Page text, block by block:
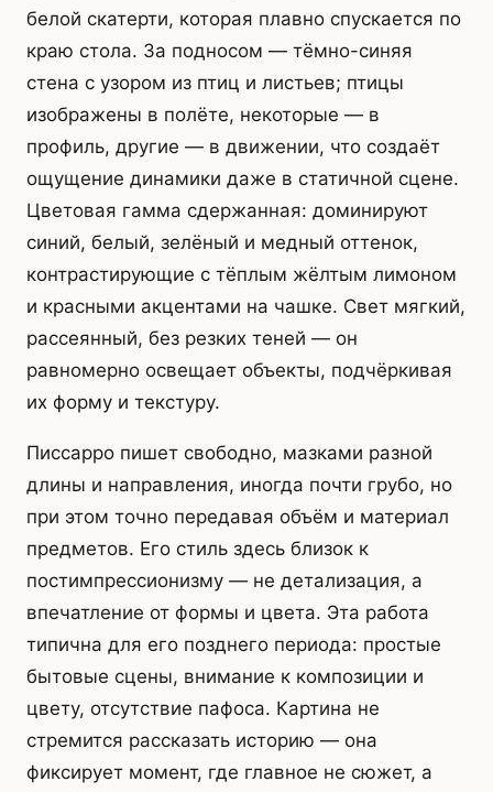
белой скатерти, которая плавно спускается по
краю стола. За подносом — тёмно-синяя
стена с узором из птиц и листьев; птицы
изображены в полёте, некоторые — в
профиль, другие — в движении, что создаёт
ощущение динамики даже в статичной сцене.
Цветовая гамма сдержанная: доминируют
синий, белый, зелёный и медный оттенок,
контрастирующие с тёплым жёлтым лимоном
и красными акцентами на чашке. Свет мягкий,
рассеянный, без резких теней — он
равномерно освещает объекты, подчёркивая
их форму и текстуру.
Писсарро пишет свободно, мазками разной
длины и направления, иногда почти грубо, но
при этом точно передавая объём и материал
предметов. Его стиль здесь близок к
постимпрессионизму — не детализация, а
впечатление от формы и цвета. Эта работа
типична для его позднего периода: простые
бытовые сцены, внимание к композиции и
цвету, отсутствие пафоса. Картина не
стремится рассказать историю — она
фиксирует момент, где главное не сюжет, а